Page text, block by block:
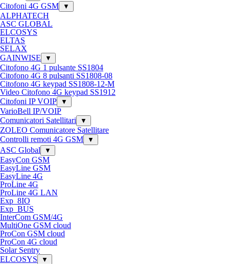
Citofoni 4G GSM ▼
ALPHATECH
ASC GLOBAL
ELCOSYS
ELTAS
SELAX
GAINWISE
▼
Citofono 4G 1 pulsante SS1804
Citofono 4G 8 pulsanti SS1808-08
Citofono 4G keypad SS1808-12-M
Video Citofono 4G keypad SS1912
Citofoni IP VOIP
▼
VarioBell IP/VOIP
Comunicatori Satellitari
▼
ZOLEO Comunicatore Satellitare
Controlli remoti 4G GSM
▼
ASC Global ▼
EasyCon GSM
EasyLine GSM
EasyLine 4G
ProLine 4G
ProLine 4G LAN
Exp_8IO
Exp_BUS
InterCom GSM/4G
MultiOne GSM cloud
ProCon GSM cloud
ProCon 4G cloud
Solar Sentry
ELCOSYS
▼